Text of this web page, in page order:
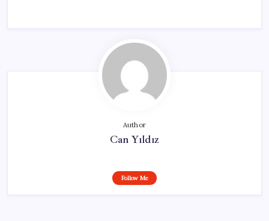
Author
Can Yıldız
Follow Me